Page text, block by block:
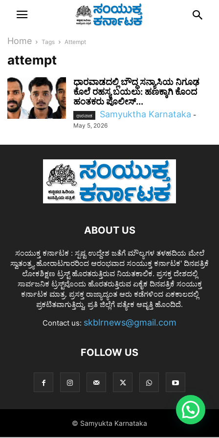
Home Tags Attempt
attempt
ಧಾರವಾಡದಲ್ಲಿ ಬೌದ್ಧ ಸನ್ಯಾಸಿಯ ನಿಗೂಢ
ಕೊಲೆ ರಹಸ್ಯ ಬಯಲು: ಹಣಕ್ಕಾಗಿ ಕೊಂದ
ಹಂತಕರು ಪೊಲೀಸ್...
ಧಾರವಾಡ Samyuktha Karnataka -
May 5, 2026
ABOUT US
ಸಂಯುಕ್ತ ಕರ್ನಾಟಕ : ಸ್ಪಷ್ಟ ಉದ್ದೇಶ ಜತೆಗೆ ಮೌಲ್ಯಗಳ ತಳಹದಿಯ ಮೇಲೆ
ಸ್ವಾತಂತ್ರ್ಯ ಹೋರಾಟಗಾರರಿಂದ ಆರಂಭವಾದ ಸಂಯುಕ್ತ ಕರ್ನಾಟಕ' ದಿನಪತ್ರಿಕೆ
ಲೋಕಶಿಕ್ಷಣ ಟ್ರಸ್ಟ್ ಹೊರತರುತ್ತಿರುವ ನಿಯತಕಾಲಿಕ. ಪ್ರಸಕ್ತ ದೇಶದಲ್ಲಿ
ಸಾರ್ವಜನಿಕ ಟ್ರಸ್ಟ್‌ವೊಂದು ಹೊರತರುತ್ತಿರುವ ಏಕೈಕ ದಿನಪತ್ರಿಕೆ ಸಂಯುಕ್ತ
ಕರ್ನಾಟಕ ಮಾತ್ರ. ಪ್ರಸಕ್ತ ರಾಜ್ಯಾದ್ಯಂತ ಆರು ಕಡೆಗಳಿಂದ ಏಕಕಾಲದಲ್ಲಿ
ಪ್ರಕಟಿತವಾಗುತ್ತಿದ್ದು, ಪ್ರತಿ ಜಿಲ್ಲೆಗೆ ಪತ್ಯೇಕ ಆವೃತ್ತಿ ಹೊಂದಿದೆ.
Contact us: skblrnews@gmail.com
FOLLOW US
© Samyukta Karnataka